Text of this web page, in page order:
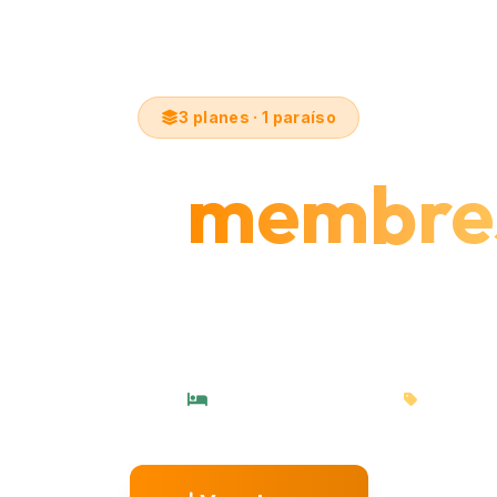
3 planes · 1 paraíso
de sol ilimitados Alojamiento incluido 40% dto.